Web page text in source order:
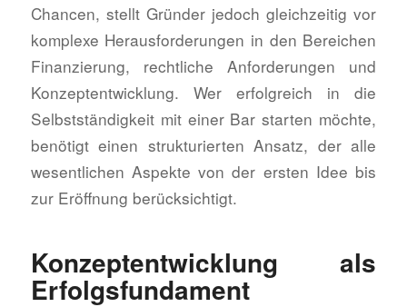
Chancen, stellt Gründer jedoch gleichzeitig vor
komplexe Herausforderungen in den Bereichen
Finanzierung, rechtliche Anforderungen und
Konzeptentwicklung. Wer erfolgreich in die
Selbstständigkeit mit einer Bar starten möchte,
benötigt einen strukturierten Ansatz, der alle
wesentlichen Aspekte von der ersten Idee bis
zur Eröffnung berücksichtigt.
Konzeptentwicklung als
Erfolgsfundament